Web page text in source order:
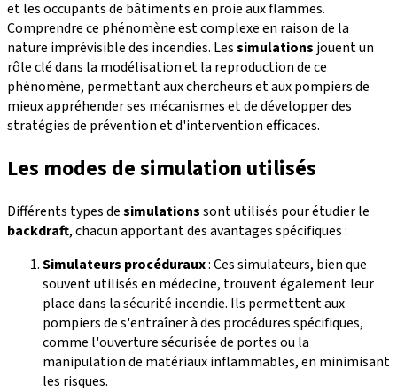
et les occupants de bâtiments en proie aux flammes.
Comprendre ce phénomène est complexe en raison de la
nature imprévisible des incendies. Lessimulationsjouent un
rôle clé dans la modélisation et la reproduction de ce
phénomène, permettant aux chercheurs et aux pompiers de
mieux appréhender ses mécanismes et de développer des
stratégies de prévention et d'intervention efficaces.
Les modes de simulation utilisés
Différents types desimulationssont utilisés pour étudier le
backdraft, chacun apportant des avantages spécifiques :
Simulateurs procéduraux: Ces simulateurs, bien que
souvent utilisés en médecine, trouvent également leur
place dans la sécurité incendie. Ils permettent aux
pompiers de s'entraîner à des procédures spécifiques,
comme l'ouverture sécurisée de portes ou la
manipulation de matériaux inflammables, en minimisant
les risques.